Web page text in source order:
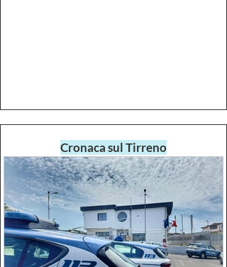
Cronaca sul Tirreno